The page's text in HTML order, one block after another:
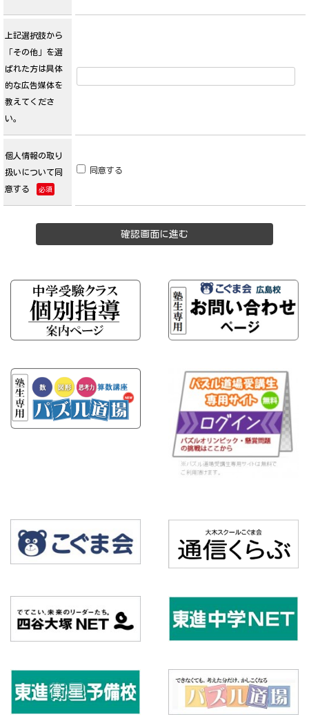
上記選択肢から
「その他」を選
ばれた方は具体
的な広告媒体を
教えてくださ
い。
個人情報の取り
扱いについて同
意する
必須
同意する